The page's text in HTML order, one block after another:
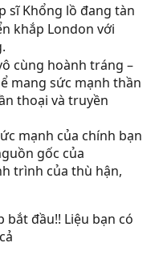
sĩ Khổng lồ đang tàn
khắp London với
cùng hoành tráng –
mang sức mạnh thần
thoại và truyền
mạnh của chính bạn
gốc của
trình của thù hận,
bắt đầu!! Liệu bạn có